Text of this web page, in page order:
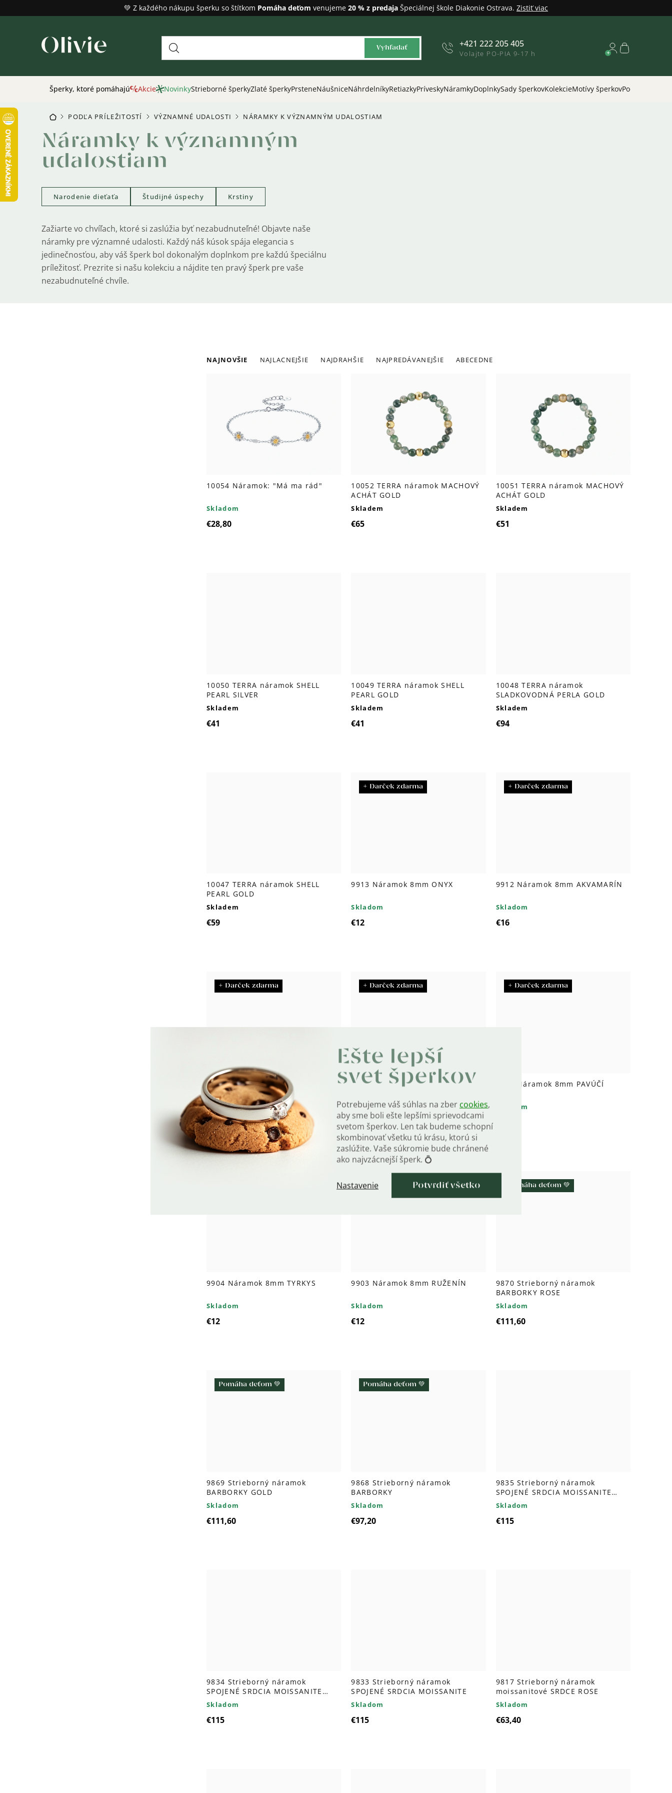
Ešte lepší
svet šperkov
Potrebujeme váš súhlas na zber cookies,
aby sme boli ešte lepšími sprievodcami
svetom šperkov. Len tak budeme schopní
skombinovať všetku tú krásu, ktorú si
zaslúžite. Vaše súkromie bude chránené
ako najvzácnejší šperk. 💍
Nastavenie Potvrdiť všetko
na
💚 Z každého nákupu šperku so štítkom Pomáha deťom venujeme 20 % z predaja Špeciálnej škole Diakonie Ostrava. Zistiť viac
Vyhľadať +421 222 205 405
Volajte PO-PIA 9-17 h
Nákupný
Šperky, ktoré pomáhajú Akcie NovinkyStrieborné šperkyZlaté šperkyPrsteneNáušniceNáhrdelníkyRetiazkyPríveskyNáramkyDoplnkySady šperkovKolekcieMotívy šperkovPodľa
DOMOVPODĽA PRÍLEŽITOSTÍ VÝZNAMNÉ UDALOSTI NÁRAMKY K VÝZNAMNÝM UDALOSTIAM
Náramky k významným
udalostiam
Zažiarte vo chvíľach, ktoré si zaslúžia byť nezabudnuteľné! Objavte naše
náramky pre významné udalosti. Každý náš kúsok spája elegancia s
jedinečnosťou, aby váš šperk bol dokonalým doplnkom pre každú špeciálnu
príležitosť. Prezrite si našu kolekciu a nájdite ten pravý šperk pre vaše
nezabudnuteľné chvíle.
Narodenie dieťaťa Študijné úspechy Krstiny
Radenie
NAJNOVŠIE NAJLACNEJŠIE NAJDRAHŠIE NAJPREDÁVANEJŠIE ABECEDNE
produktov
10054 Náramok: "Má ma rád"
Skladom
€28,80
10052 TERRA náramok MACHOVÝ
ACHÁT GOLD
Skladem
€65
10051 TERRA náramok MACHOVÝ
ACHÁT GOLD
Skladem
€51
10050 TERRA náramok SHELL
PEARL SILVER
Skladem
€41
10049 TERRA náramok SHELL
PEARL GOLD
Skladem
€41
10048 TERRA náramok
SLADKOVODNÁ PERLA GOLD
Skladem
€94
10047 TERRA náramok SHELL
PEARL GOLD
Skladem
€59
+ Darček zdarma
9913 Náramok 8mm ONYX
Skladom
€12
+ Darček zdarma
9912 Náramok 8mm AKVAMARÍN
Skladom
€16
+ Darček zdarma
9911 Náramok 8mm AMAZONIT
Skladom
€14,50
+ Darček zdarma
9910 Náramok 8mm CRAZY LACE
Skladom
€16
+ Darček zdarma
9908 Náramok 8mm PAVÚČÍ
Skladom
9904 Náramok 8mm TYRKYS
Skladom
€12
+ Darček zdarma
9903 Náramok 8mm RUŽENÍN
Skladom
€12
Pomáha deťom 💚
9870 Strieborný náramok
BARBORKY ROSE
Skladom
€111,60
Pomáha deťom 💚
9869 Strieborný náramok
BARBORKY GOLD
Skladom
€111,60
Pomáha deťom 💚
9868 Strieborný náramok
BARBORKY
Skladom
€97,20
9835 Strieborný náramok
SPOJENÉ SRDCIA MOISSANITE
ROSE
Skladom
€115
9834 Strieborný náramok
SPOJENÉ SRDCIA MOISSANITE
GOLD
Skladom
€115
9833 Strieborný náramok
SPOJENÉ SRDCIA MOISSANITE
Skladom
€115
9817 Strieborný náramok
moissanitové SRDCE ROSE
Skladom
€63,40